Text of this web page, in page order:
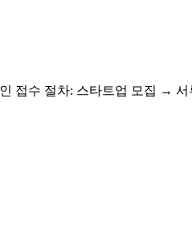
접수 절차: 스타트업 모집 →